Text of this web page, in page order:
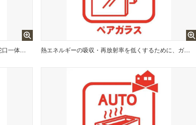
蛇口をひねるとすぐにきれいなお水が使える蛇口一体型浄水器を設置 熱エネルギーの吸収・再放射率を低くするために、ガラスの表面に特殊なコーティング処理を施しています。